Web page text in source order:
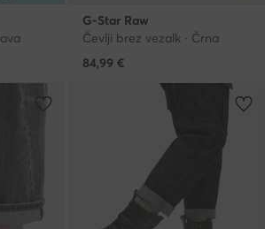
G-Star Raw
Čevlji brez vezalk · Črna
84,99 €